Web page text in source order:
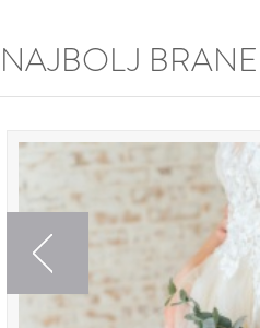
NAJBOLJ
Previous